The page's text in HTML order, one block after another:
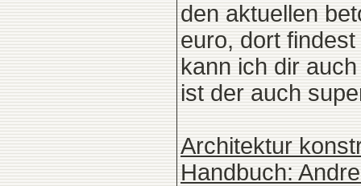
den aktuellen
euro, dort
kann ich dir
ist der auch
Architektur
Handbuch: